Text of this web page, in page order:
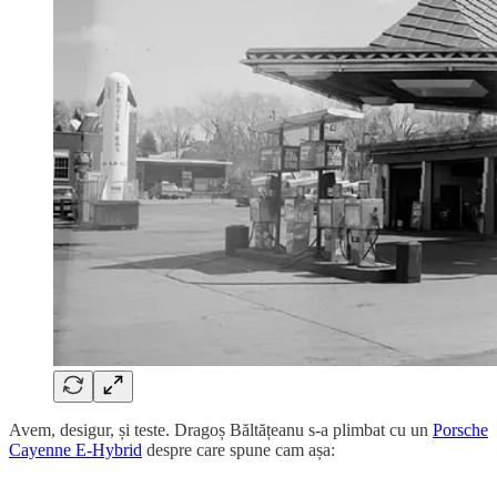
Avem, desigur, și teste. Dragoș Băltățeanu s-a plimbat cu un Porsche
Cayenne E-Hybrid despre care spune cam așa: